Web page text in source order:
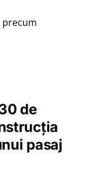
precum
de
pasaj